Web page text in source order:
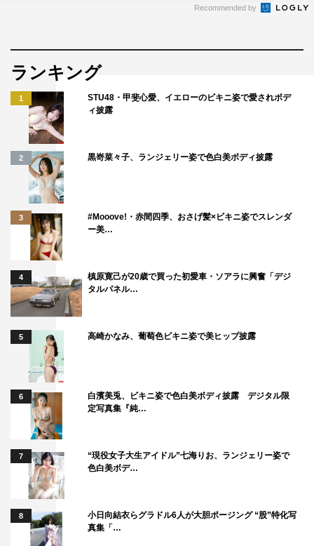
Recommended by
ランキング
1
STU48・甲斐心愛、イエローのビキニ姿で愛されボデ
ィ披露
2 黒嵜菜々子、ランジェリー姿で色白美ボディ披露
3
#Mooove!・赤間四季、おさげ髪×ビキニ姿でスレンダ
ー美…
4
槙原寛己が20歳で買った初愛車・ソアラに興奮「デジ
タルパネル…
5 高崎かなみ、葡萄色ビキニ姿で美ヒップ披露
6
白濱美兎、ビキニ姿で色白美ボディ披露 デジタル限
定写真集『純…
7
“現役女子大生アイドル”七海りお、ランジェリー姿で
色白美ボデ…
8
小日向結衣らグラドル6人が大胆ポージング “股”特化写
真集「…